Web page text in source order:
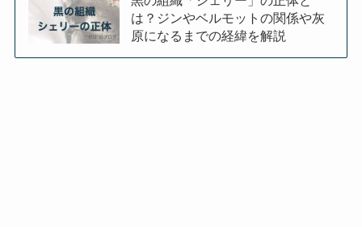
は？ジンやベルモットの関係や灰
原になるまでの経緯を解説